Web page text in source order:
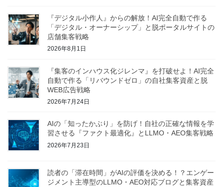
『デジタル小作人』からの解放！AI完全自動で作る
「デジタル・オーナーシップ」と脱ポータルサイトの
店舗集客戦略
2026年8月1日
『集客のインハウス化ジレンマ』を打破せよ！AI完全
自動で作る「リバウンドゼロ」の自社集客資産と脱
WEB広告戦略
2026年7月24日
AIの「知ったかぶり」を防げ！自社の正確な情報を学
習させる『ファクト最適化』とLLMO・AEO集客戦略
2026年7月23日
読者の「滞在時間」がAIの評価を決める！？エンゲー
ジメント主導型のLLMO・AEO対応ブログと集客資産